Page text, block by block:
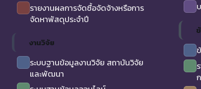
รายงานผลการจัดซื้อจัดจ้างหรือการ
จัดหาพัสดุประจำปี
งานวิจัย
ระบบฐานข้อมูลงานวิจัย สถาบันวิจัย
และพัฒนา